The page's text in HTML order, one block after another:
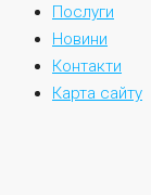
Послуги
Новини
Контакти
Карта сайту